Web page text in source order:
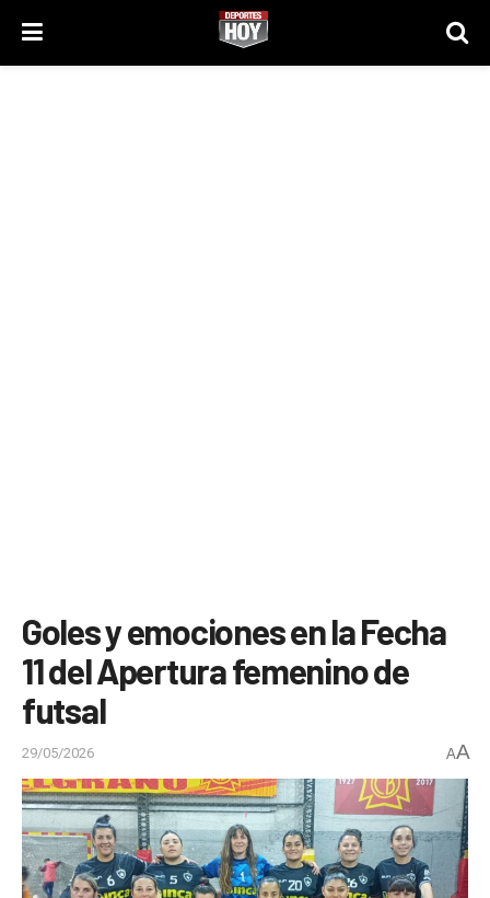
Goles y emociones en la Fecha
11 del Apertura femenino de
futsal
29/05/2026 AA